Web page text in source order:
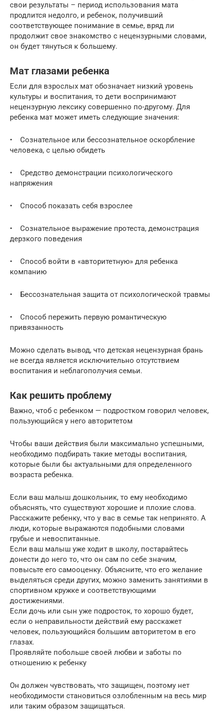
свои результаты – период использования мата
продлится недолго, и ребенок, получивший
соответствующее понимание в семье, вряд ли
продолжит свое знакомство с нецензурными словами,
он будет тянуться к большему.
Мат глазами ребенка
Если для взрослых мат обозначает низкий уровень
культуры и воспитания, то дети воспринимают
нецензурную лексику совершенно по-другому. Для
ребенка мат может иметь следующие значения:
• Сознательное или бессознательное оскорбление
человека, с целью обидеть
• Средство демонстрации психологического
напряжения
• Способ показать себя взрослее
• Сознательное выражение протеста, демонстрация
дерзкого поведения
• Способ войти в «авторитетную» для ребенка
компанию
• Бессознательная защита от психологической травмы
• Способ пережить первую романтическую
привязанность
Можно сделать вывод, что детская нецензурная брань
не всегда является исключительно отсутствием
воспитания и неблагополучия семьи.
Как решить проблему
Важно, чтоб с ребенком — подростком говорил человек,
пользующийся у него авторитетом
Чтобы ваши действия были максимально успешными,
необходимо подбирать такие методы воспитания,
которые были бы актуальными для определенного
возраста ребенка.
Если ваш малыш дошкольник, то ему необходимо
объяснять, что существуют хорошие и плохие слова.
Расскажите ребенку, что у вас в семье так непринято. А
люди, которые выражаются подобными словами
грубые и невоспитанные.
Если ваш малыш уже ходит в школу, постарайтесь
донести до него то, что он сам по себе значим,
повысьте его самооценку. Объясните, что его желание
выделяться среди других, можно заменить занятиями в
спортивном кружке и соответствующими
достижениями.
Если дочь или сын уже подросток, то хорошо будет,
если о неправильности действий ему расскажет
человек, пользующийся большим авторитетом в его
глазах.
Проявляйте побольше своей любви и заботы по
отношению к ребенку
Он должен чувствовать, что защищен, поэтому нет
необходимости становиться озлобленным на весь мир
или таким образом защищаться.